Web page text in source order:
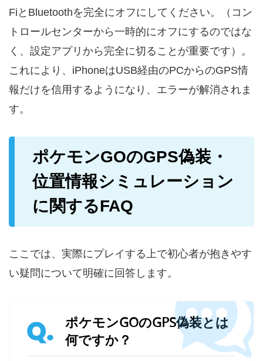
FiとBluetoothを完全にオフにしてください。（コン
トロールセンターから一時的にオフにするのではな
く、設定アプリから完全に切ることが重要です）。
これにより、iPhoneはUSB経由のPCからのGPS情
報だけを信用するようになり、エラーが解消されま
す。
ポケモンGOのGPS偽装・
位置情報シミュレーション
に関するFAQ
ここでは、実際にプレイする上で初心者が抱きやす
い疑問について明確に回答します。
Q.
ポケモンGOのGPS偽装とは
何ですか？